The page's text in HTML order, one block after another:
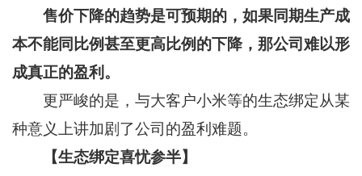
售价下降的趋势是可预期的，如果同期生产成
本不能同比例甚至更高比例的下降，那公司难以形
成真正的盈利。
更严峻的是，与大客户小米等的生态绑定从某
种意义上讲加剧了公司的盈利难题。
【生态绑定喜忧参半】